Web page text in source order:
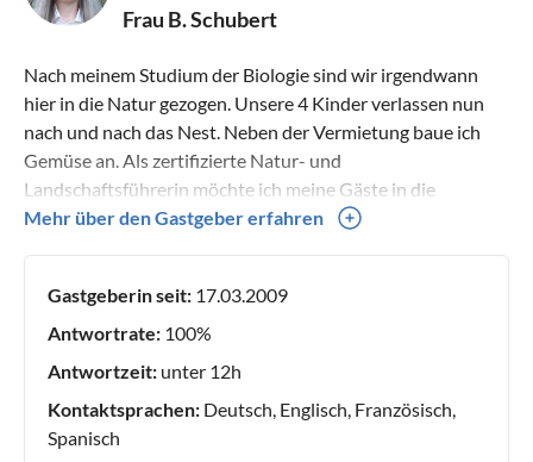
Frau B. Schubert
Nach meinem Studium der Biologie sind wir irgendwann
hier in die Natur gezogen. Unsere 4 Kinder verlassen nun
nach und nach das Nest. Neben der Vermietung baue ich
Gemüse an. Als zertifizierte Natur- und
Landschaftsführerin möchte ich meine Gäste in die
Geheimnisse der Natur einweihen. Besonders interessiert
Mehr über den Gastgeber erfahren
Gastgeberin seit: 17.03.2009
Antwortrate: 100%
Antwortzeit: unter 12h
Kontaktsprachen: Deutsch, Englisch, Französisch,
Spanisch